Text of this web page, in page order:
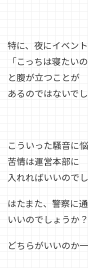
特に、夜にイベン
「こっちは寝たい
と腹が立つことが
あるのではないでし
こういった騒音に
苦情は運営本部に
入れればいいので
はたまた、警察に
いいのでしょうか？
どちらがいいのか